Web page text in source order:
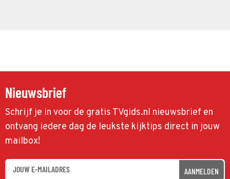
Nieuwsbrief
Schrijf je in voor de gratis TVgids.nl nieuwsbrief en
ontvang iedere dag de leukste kijktips direct in jouw
mailbox!
AANMELDEN